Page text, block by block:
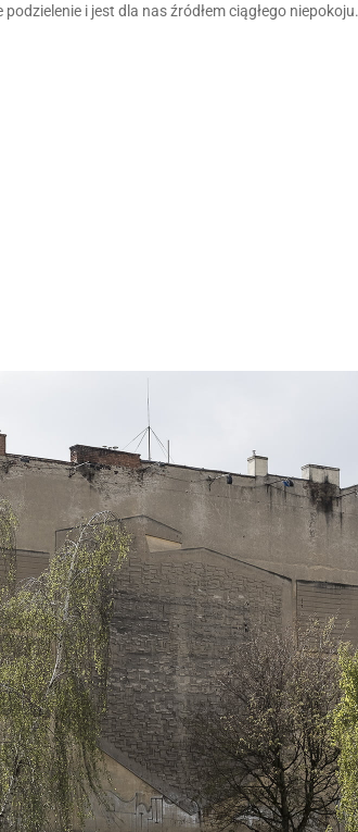
i jest dla nas źródłem ciągłego niepokoju.